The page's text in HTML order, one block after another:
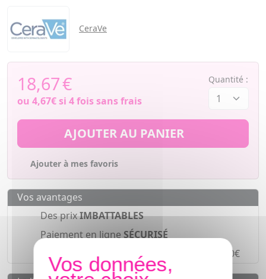
CeraVe
18,67€
ou 4,67€si 4 fois sans frais
Quantité :
AJOUTER AU PANIER
Ajouter à mes favoris
Vos avantages
Des prixIMBATTABLES
Paiement en ligne SÉCURISÉ
Paiement en 4 fois sans frais à partir de 30€